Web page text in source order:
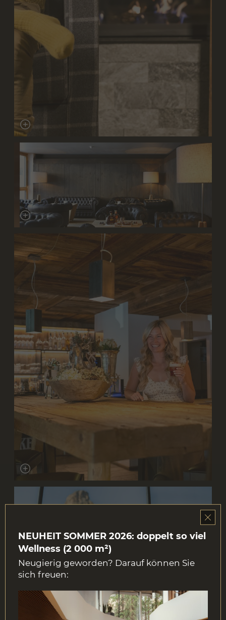
NEUHEIT SOMMER 2026: doppelt so viel
Wellness (2 000 m²)
Neugierig geworden? Darauf können Sie
sich freuen: